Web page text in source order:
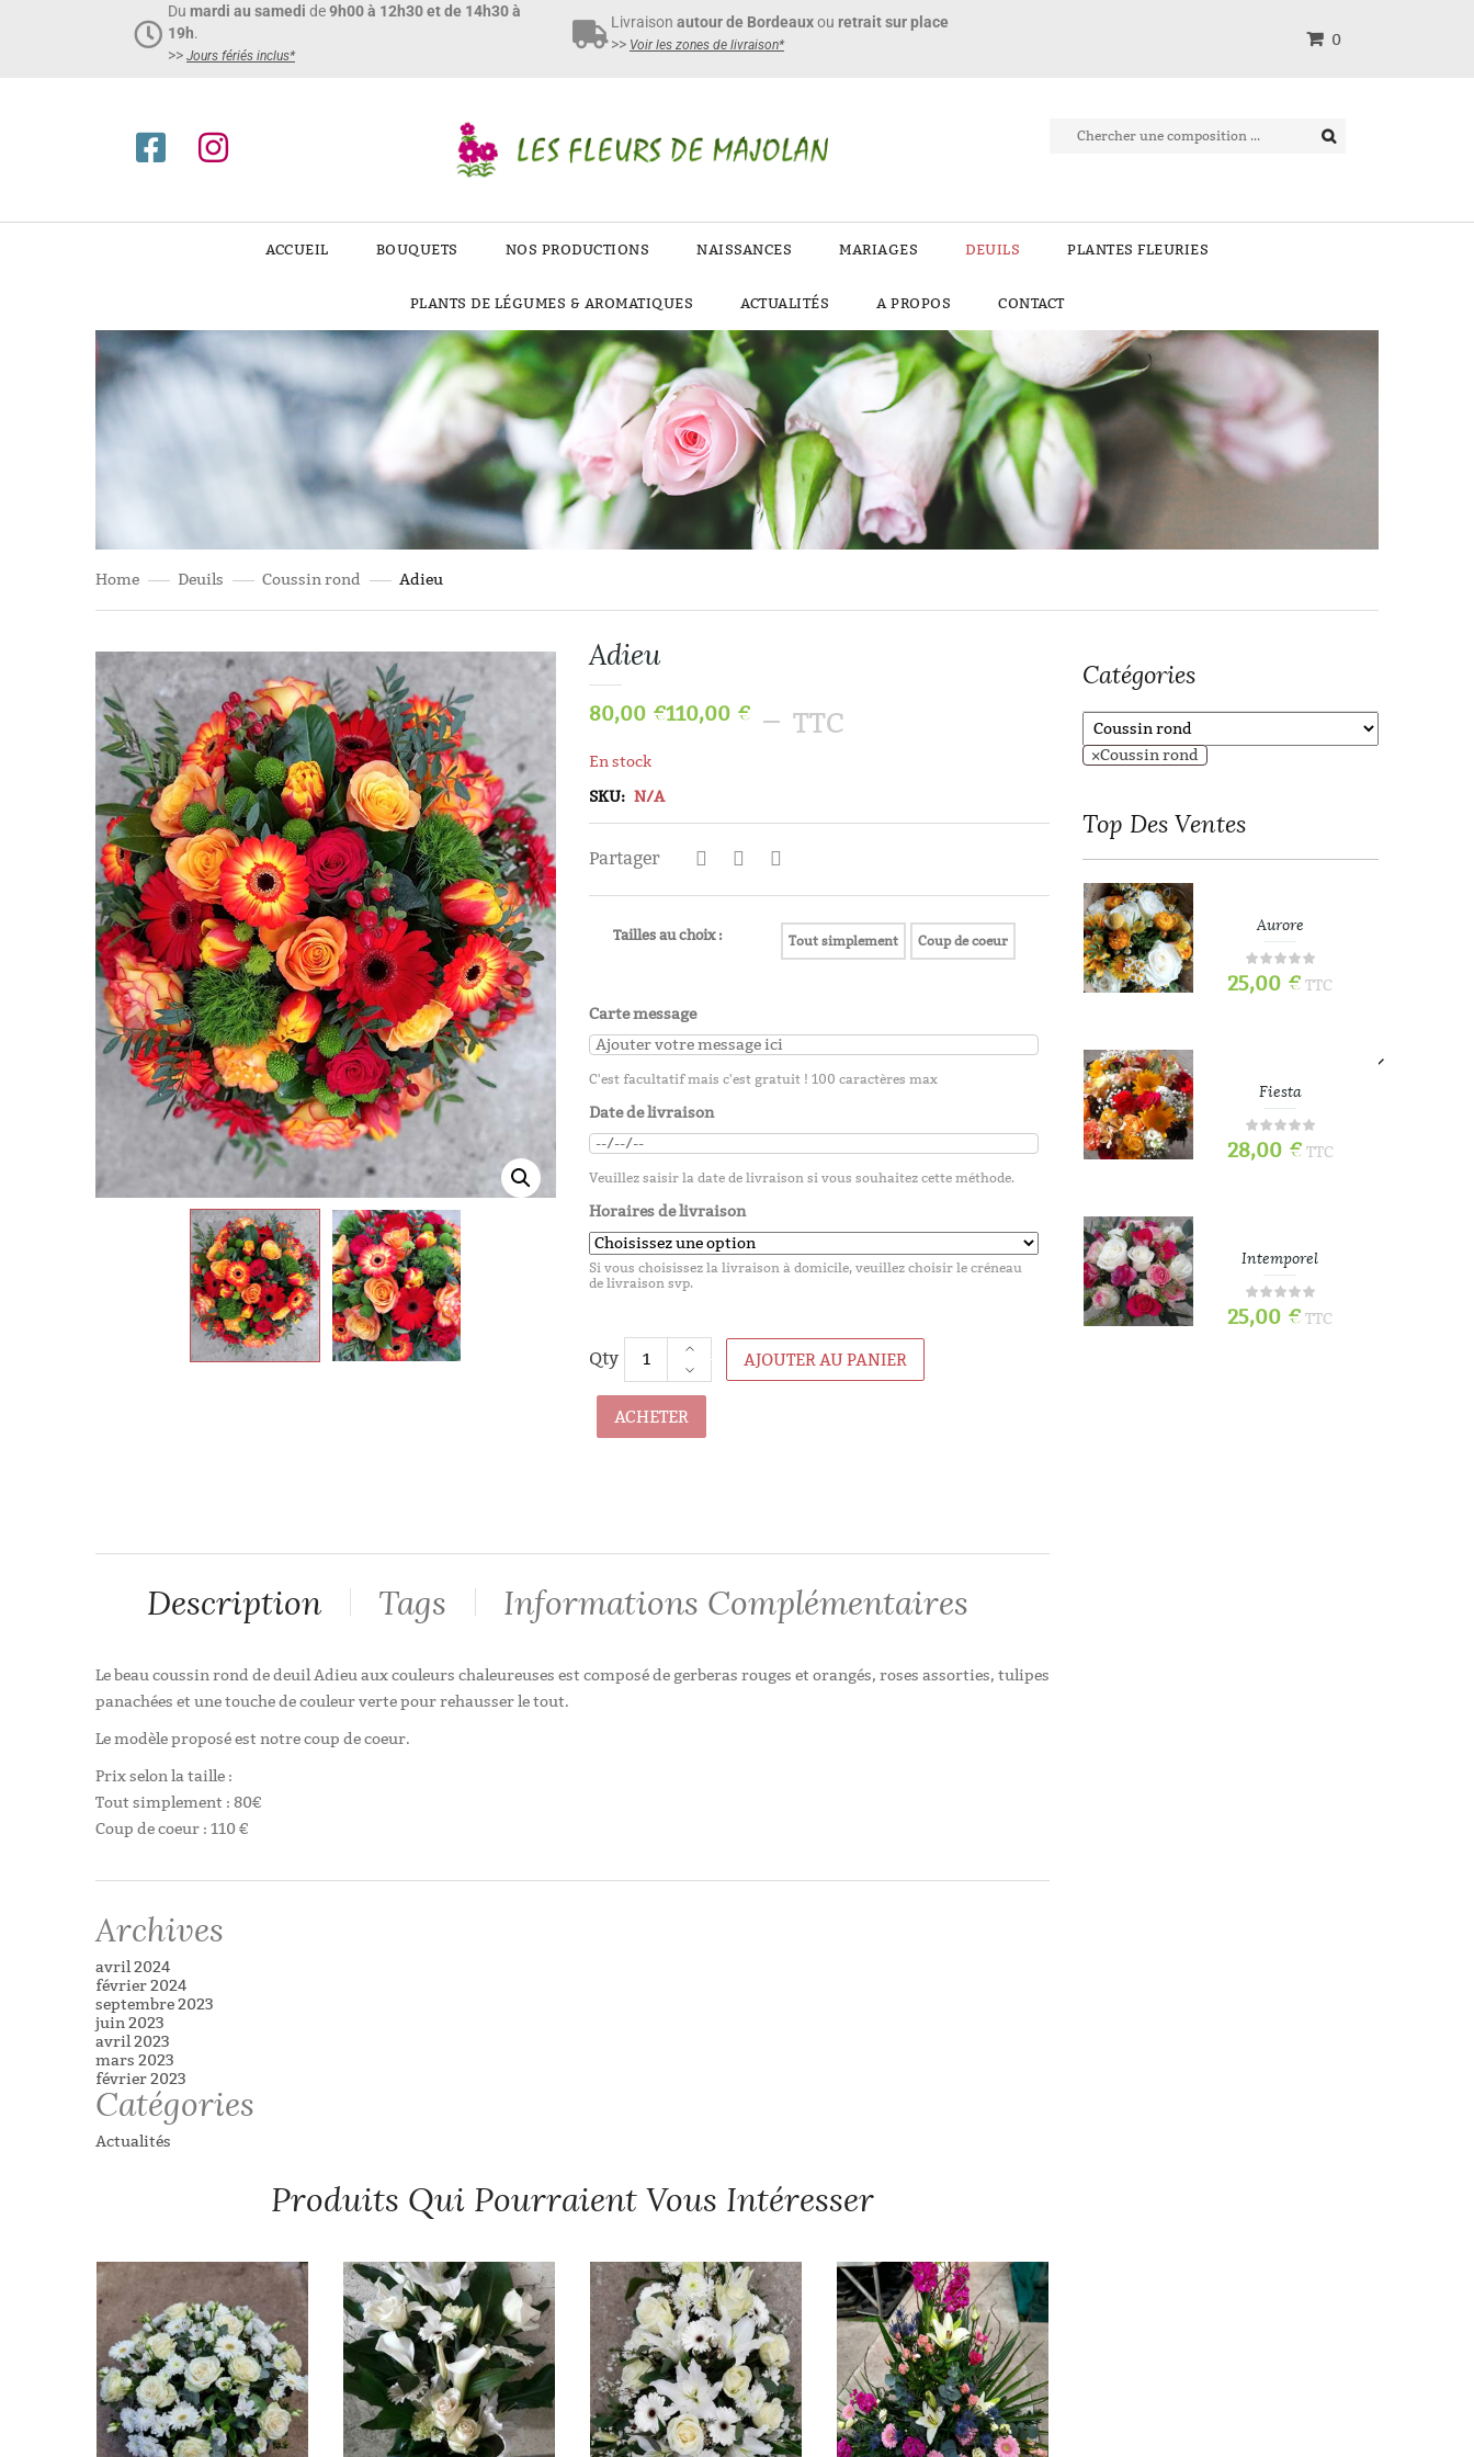
Du mardi au samedi de9h00 à 12h30 et de 14h30 à
19h.
>> Jours fériés inclus*​
Livraison autour de Bordeauxou retrait sur place
>> Voir les zones de livraison* 0
ACCUEIL BOUQUETS NOS PRODUCTIONS NAISSANCES MARIAGES DEUILS PLANTES FLEURIES
PLANTS DE LÉGUMES & AROMATIQUES ACTUALITÉS A PROPOS CONTACT
Home Deuils Coussin rond Adieu
Adieu
80,00 € –
110,00 € TTC
En stock
SKU: N/A
Partager
Tailles au choix : Tout simplement Coup de coeur
Carte message
C'est facultatif mais c'est gratuit ! 100 caractères max
Date de livraison
Veuillez saisir la date de livraison si vous souhaitez cette méthode.
Horaires de livraison
Si vous choisissez la livraison à domicile, veuillez choisir le créneau
de livraison svp.
AJOUTER AU PANIER
ACHETER
Description Tags Informations Complémentaires
Le beau coussin rond de deuil Adieu aux couleurs chaleureuses est composé de gerberas rouges et orangés, roses assorties, tulipes
panachées et une touche de couleur verte pour rehausser le tout.
Le modèle proposé est notre coup de coeur.
Prix selon la taille :
Tout simplement : 80€
Coup de coeur : 110 €
Archives
avril 2024
février 2024
septembre 2023
juin 2023
avril 2023
mars 2023
février 2023
Catégories
Actualités
Produits Qui Pourraient Vous Intéresser
Catégories
×Coussin rond
Top Des Ventes
Histoires D’autrefois
25,00€ TTC
Diane
Aurore
25,00 € TTC
Fiesta
28,00 € TTC
Intemporel
25,00 € TTC